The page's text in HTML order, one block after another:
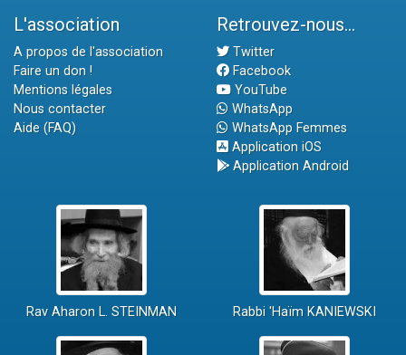
L'association
A propos de l'association
Faire un don !
Mentions légales
Nous contacter
Aide (FAQ)
Retrouvez-nous...
Twitter
Facebook
YouTube
WhatsApp
WhatsApp Femmes
Application iOS
Application Android
Rav Aharon L. STEINMAN Rabbi 'Haïm KANIEWSKI